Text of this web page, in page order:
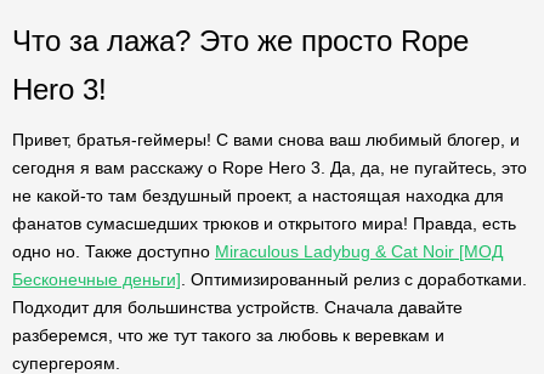
Что за лажа? Это же просто Rope
Hero 3!
Привет, братья-геймеры! С вами снова ваш любимый блогер, и
сегодня я вам расскажу о Rope Hero 3. Да, да, не пугайтесь, это
не какой-то там бездушный проект, а настоящая находка для
фанатов сумасшедших трюков и открытого мира! Правда, есть
одно но. Также доступно Miraculous Ladybug & Cat Noir [МОД
Бесконечные деньги] . Оптимизированный релиз с доработками.
Подходит для большинства устройств. Сначала давайте
разберемся, что же тут такого за любовь к веревкам и
супергероям.